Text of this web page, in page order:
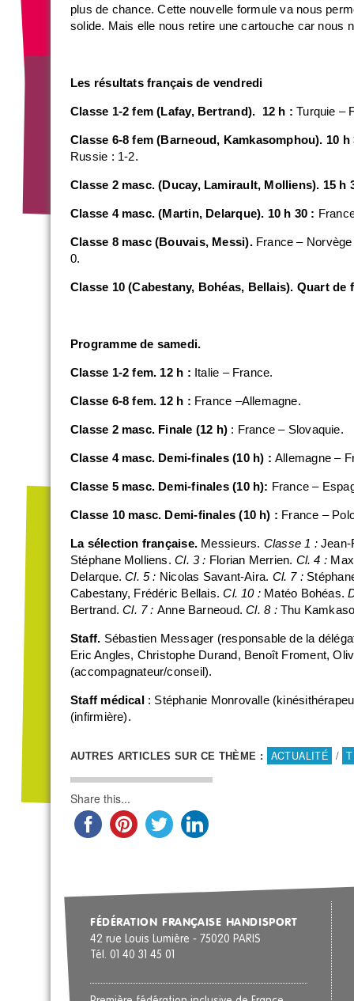
plus de chance. Cette nouvelle formule va nous
solide. Mais elle nous retire une cartouche car nous
Les résultats français de vendredi
Classe 1-2 fem (Lafay, Bertrand). 12 h :Turquie –
Classe 6-8 fem (Barneoud, Kamkasomphou). 10
Russie : 1-2.
Classe 2 masc. (Ducay, Lamirault, Molliens). 15 h
Classe 4 masc. (Martin, Delarque). 10 h 30 :
Classe 8 masc (Bouvais, Messi). France –
0.
Classe 10 (Cabestany, Bohéas, Bellais). Quart de
Programme de samedi.
Classe 1-2 fem. 12 h : Italie – France.
Classe 6-8 fem. 12 h : France –Allemagne.
Classe 2 masc. Finale (12 h) : France – Slovaquie.
Classe 4 masc. Demi-finales (10 h) :Allemagne –
Classe 5 masc. Demi-finales (10 h): France –
Classe 10 masc. Demi-finales (10 h) : France –
La sélection française. Messieurs. Classe 1 :
Stéphane Molliens.Cl. 3 : Florian Merrien. Cl. 4 :
Delarque.Cl. 5 : Nicolas Savant-Aira. Cl. 7 :
Cabestany, Frédéric Bellais.Cl. 10 : Matéo Bohéas.
Bertrand.Cl. 7 : Anne Barneoud.Cl. 8 :Thu
Staff. Sébastien Messager (responsable de la
Eric Angles, Christophe Durand, Benoît Froment,
(accompagnateur/conseil).
Staff médical : Stéphanie Monrovalle
(infirmière).
AUTRES ARTICLES SUR CE THÈME : ACTUALITÉ /
Share this...
FÉDÉRATION FRANÇAISE HANDISPORT
42 rue Louis Lumière - 75020 PARIS
Tél. 01 40 31 45 01